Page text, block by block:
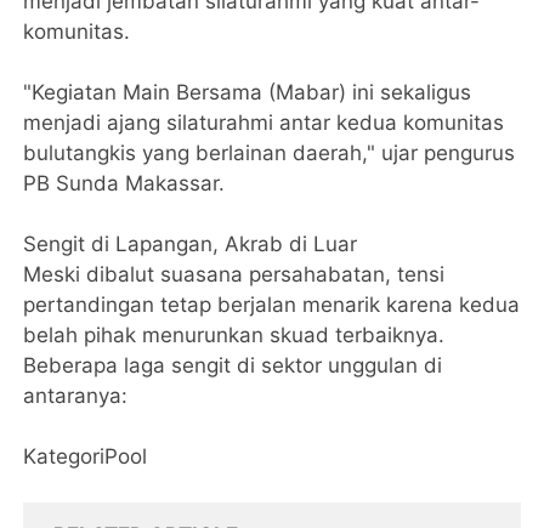
komunitas.
​"Kegiatan Main Bersama (Mabar) ini sekaligus
menjadi ajang silaturahmi antar kedua komunitas
bulutangkis yang berlainan daerah," ujar pengurus
PB Sunda Makassar.
​Sengit di Lapangan, Akrab di Luar
​Meski dibalut suasana persahabatan, tensi
pertandingan tetap berjalan menarik karena kedua
belah pihak menurunkan skuad terbaiknya.
Beberapa laga sengit di sektor unggulan di
antaranya:
KategoriPool